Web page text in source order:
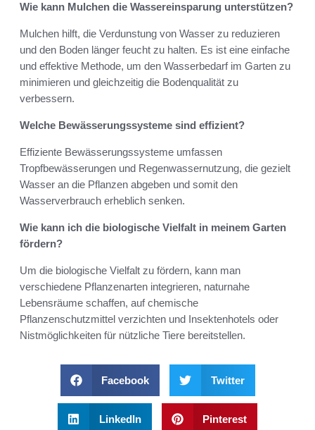
Wie kann Mulchen die Wassereinsparung unterstützen?
Mulchen hilft, die Verdunstung von Wasser zu reduzieren
und den Boden länger feucht zu halten. Es ist eine einfache
und effektive Methode, um den Wasserbedarf im Garten zu
minimieren und gleichzeitig die Bodenqualität zu
verbessern.
Welche Bewässerungssysteme sind effizient?
Effiziente Bewässerungssysteme umfassen
Tropfbewässerungen und Regenwassernutzung, die gezielt
Wasser an die Pflanzen abgeben und somit den
Wasserverbrauch erheblich senken.
Wie kann ich die biologische Vielfalt in meinem Garten
fördern?
Um die biologische Vielfalt zu fördern, kann man
verschiedene Pflanzenarten integrieren, naturnahe
Lebensräume schaffen, auf chemische
Pflanzenschutzmittel verzichten und Insektenhotels oder
Nistmöglichkeiten für nützliche Tiere bereitstellen.
Facebook Twitter
LinkedIn Pinterest